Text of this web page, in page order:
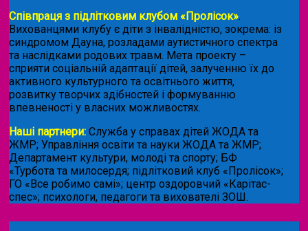
Співпраця з підлітковим клубом «Пролісок».
Вихованцями клубу є діти з інвалідністю, зокрема: із
синдромом Дауна, розладами аутистичного спектра
та наслідками родових травм. Мета проекту –
сприяти соціальній адаптації дітей, залученню їх до
активного культурного та освітнього життя,
розвитку творчих здібностей і формуванню
впевненості у власних можливостях.
Наші партнери: Служба у справах дітей ЖОДА та
ЖМР; Управління освіти та науки ЖОДА та ЖМР;
Департамент культури, молоді та спорту; БФ
«Турбота та милосердя; підлітковий клуб «Пролісок»;
ГО «Все робимо самі»; центр оздоровчий «Карітас-
спес»; психологи, педагоги та вихователі ЗОШ.